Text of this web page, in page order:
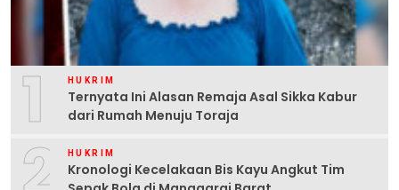
1 HUKRIM
Ternyata Ini Alasan Remaja Asal Sikka Kabur
dari Rumah Menuju Toraja
HUKRIM
Kronologi Kecelakaan Bis Kayu Angkut Tim